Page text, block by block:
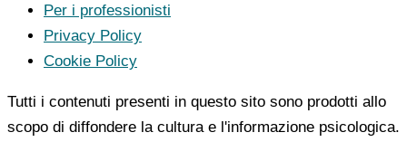
Per i professionisti
Privacy Policy
Cookie Policy
Tutti i contenuti presenti in questo sito sono prodotti allo
scopo di diffondere la cultura e l'informazione psicologica.